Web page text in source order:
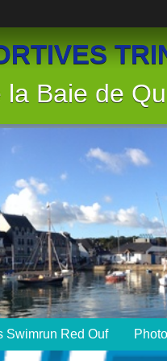
Baie de
Swimrun Red Ouf